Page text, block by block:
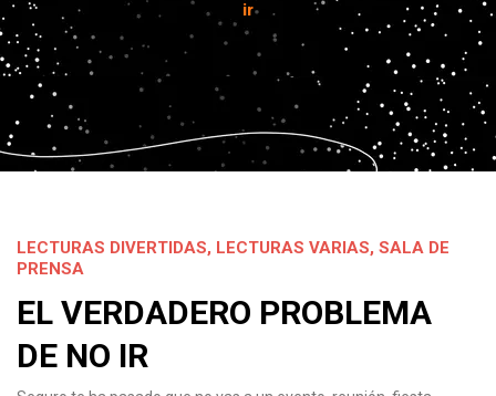
ir
LECTURAS DIVERTIDAS, LECTURAS VARIAS, SALA DE
PRENSA
EL VERDADERO PROBLEMA
DE NO IR